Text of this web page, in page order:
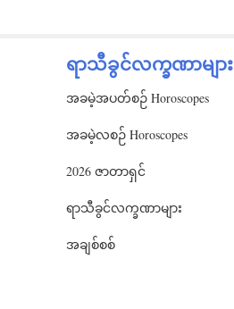
ရာသီခွင်လက္ခဏာများ
အခမဲ့အပတ်စဉ် Horoscopes
အခမဲ့လစဉ် Horoscopes
2026 ဇာတာရှင်
ရာသီခွင်လက္ခဏာများ
အချစ်စစ်